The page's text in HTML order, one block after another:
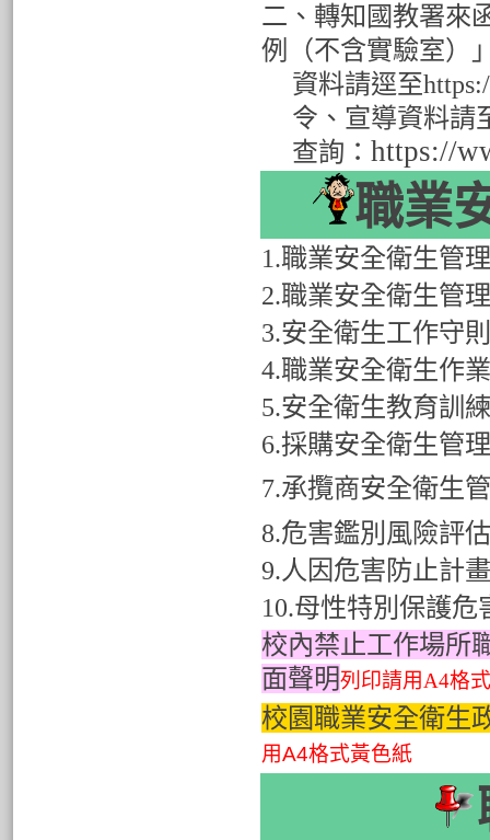
二、轉知國教署來
例（不含實驗室）
資料請逕至
令、宣導資料請
查詢： https://
職業
1.職業安全衛生管
2.職業安全衛生管
3.安全衛生工作守則
4.職業安全衛生作
5.安全衛生教育訓
6.採購安全衛生管
7.承攬商安全衛生
8.危害鑑別風險評
9.人因危害防止計畫
10.母性特別保護危
校內禁止工作場所
面聲明列印請用A4格
校園職業安全衛生
用A4格式黃色紙